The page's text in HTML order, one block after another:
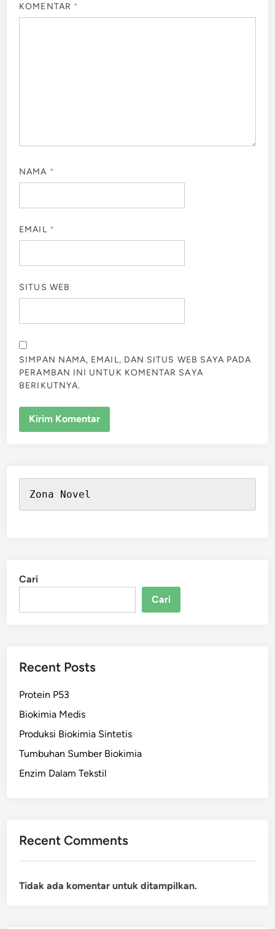
KOMENTAR *
NAMA *
EMAIL *
SITUS WEB
SIMPAN NAMA, EMAIL, DAN SITUS WEB SAYA PADA
PERAMBAN INI UNTUK KOMENTAR SAYA
BERIKUTNYA.
Zona Novel
Cari
Cari
Recent Posts
Protein P53
Biokimia Medis
Produksi Biokimia Sintetis
Tumbuhan Sumber Biokimia
Enzim Dalam Tekstil
Recent Comments
Tidak ada komentar untuk ditampilkan.